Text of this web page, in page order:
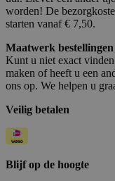
worden! De
starten vanaf € 7,50.
Maatwerk
Kunt u niet exact
maken of heeft u een
ons op. We helpen u
Veilig betalen
Blijf op de hoogte